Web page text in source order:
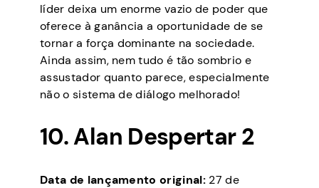
líder deixa um enorme vazio de poder que
oferece à ganância a oportunidade de se
tornar a força dominante na sociedade.
Ainda assim, nem tudo é tão sombrio e
assustador quanto parece, especialmente
não o sistema de diálogo melhorado!
10. Alan Despertar 2
Data de lançamento original:27 de